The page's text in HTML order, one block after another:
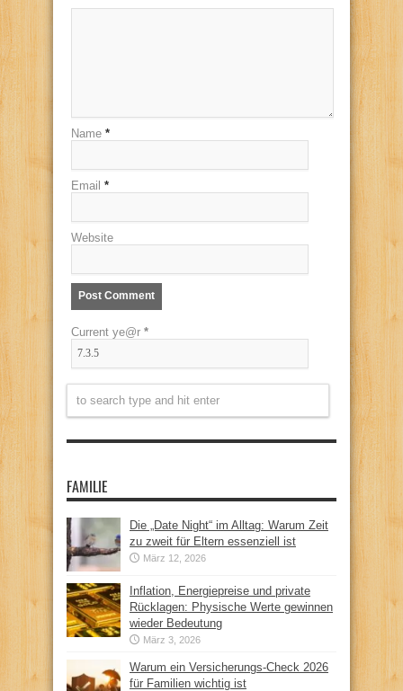
Name *
Email *
Website
Current ye@r *
FAMILIE
Die „Date Night“ im Alltag: Warum Zeit
zu zweit für Eltern essenziell ist
März 12, 2026
Inflation, Energiepreise und private
Rücklagen: Physische Werte gewinnen
wieder Bedeutung
März 3, 2026
Warum ein Versicherungs-Check 2026
für Familien wichtig ist